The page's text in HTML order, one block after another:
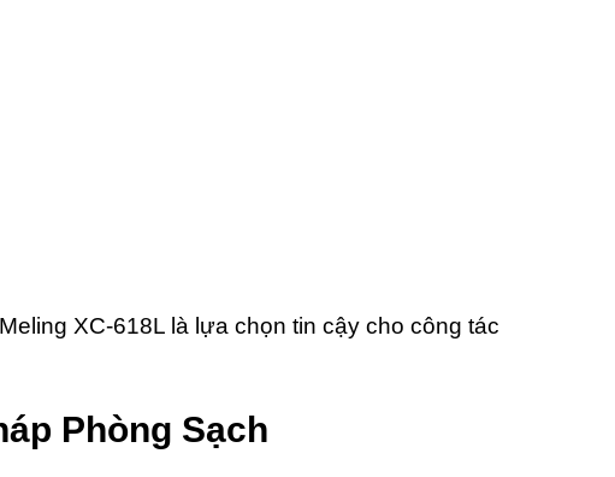
XC-618L là lựa chọn tin cậy cho công tác
Phòng Sạch